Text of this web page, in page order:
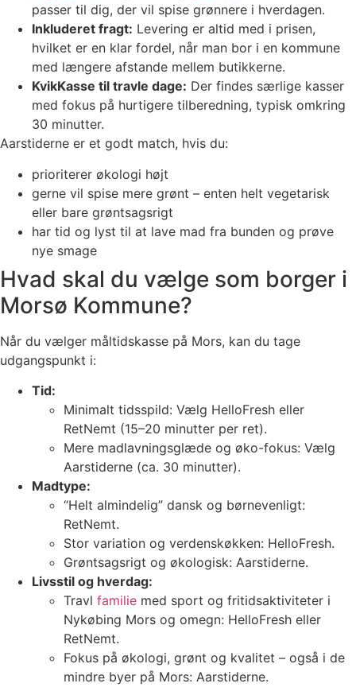
passer til dig, der vil spise grønnere i hverdagen.
Inkluderet fragt: Levering er altid med i prisen,
hvilket er en klar fordel, når man bor i en kommune
med længere afstande mellem butikkerne.
KvikKasse til travle dage: Der findes særlige kasser
med fokus på hurtigere tilberedning, typisk omkring
30 minutter.
Aarstiderne er et godt match, hvis du:
prioriterer økologi højt
gerne vil spise mere grønt – enten helt vegetarisk
eller bare grøntsagsrigt
har tid og lyst til at lave mad fra bunden og prøve
nye smage
Hvad skal du vælge som borger i
Morsø Kommune?
Når du vælger måltidskasse på Mors, kan du tage
udgangspunkt i:
Tid:
Minimalt tidsspild: Vælg HelloFresh eller
RetNemt (15–20 minutter per ret).
Mere madlavningsglæde og øko-fokus: Vælg
Aarstiderne (ca. 30 minutter).
Madtype:
“Helt almindelig” dansk og børnevenligt:
RetNemt.
Stor variation og verdenskøkken: HelloFresh.
Grøntsagsrigt og økologisk: Aarstiderne.
Livsstil og hverdag:
Travl familie med sport og fritidsaktiviteter i
Nykøbing Mors og omegn: HelloFresh eller
RetNemt.
Fokus på økologi, grønt og kvalitet – også i de
mindre byer på Mors: Aarstiderne.